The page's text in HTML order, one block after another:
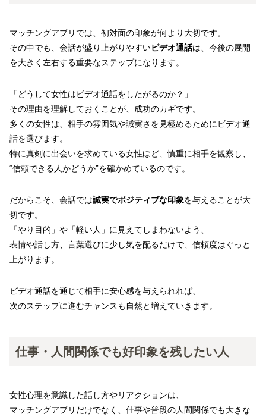
マッチングアプリでは、初対面の印象が何より大切です。
その中でも、会話が盛り上がりやすいビデオ通話は、今後の展開
を大きく左右する重要なステップになります。
「どうして女性はビデオ通話をしたがるのか？」――
その理由を理解しておくことが、成功のカギです。
多くの女性は、相手の雰囲気や誠実さを見極めるためにビデオ通
話を選びます。
特に真剣に出会いを求めている女性ほど、慎重に相手を観察し、
“信頼できる人かどうか”を確かめているのです。
だからこそ、会話では誠実でポジティブな印象を与えることが大
切です。
「やり目的」や「軽い人」に見えてしまわないよう、
表情や話し方、言葉選びに少し気を配るだけで、信頼度はぐっと
上がります。
ビデオ通話を通じて相手に安心感を与えられれば、
次のステップに進むチャンスも自然と増えていきます。
仕事・人間関係でも好印象を残したい人
女性心理を意識した話し方やリアクションは、
マッチングアプリだけでなく、仕事や普段の人間関係でも大きな